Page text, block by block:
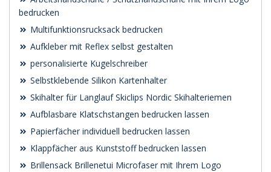
bedrucken
Multifunktionsrucksack bedrucken
Aufkleber mit Reflex selbst gestalten
personalisierte Kugelschreiber
Selbstklebende Silikon Kartenhalter
Skihalter für Langlauf Skiclips Nordic Skihalteriemen
Aufblasbare Klatschstangen bedrucken lassen
Papierfächer individuell bedrucken lassen
Klappfächer aus Kunststoff bedrucken lassen
Brillensack Brillenetui Microfaser mit Ihrem Logo